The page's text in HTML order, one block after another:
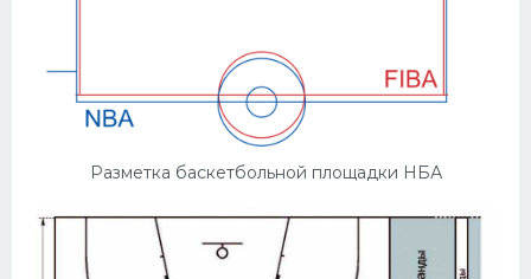
Разметка баскетбольной площадки НБА